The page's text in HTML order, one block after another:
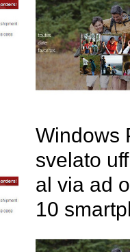
Windows
svelato
al via ad
10